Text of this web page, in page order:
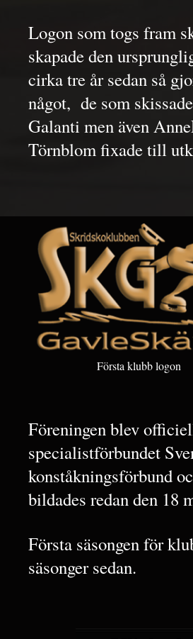
Logon som togs fram
skapade den
cirka tre år sedan så
något, de som
Galanti men även
Törnblom fixade till
Första klubb logon
Föreningen blev
specialistförbundet
konståkningsförbund
bildades redan den 18
Första säsongen för
säsonger sedan.